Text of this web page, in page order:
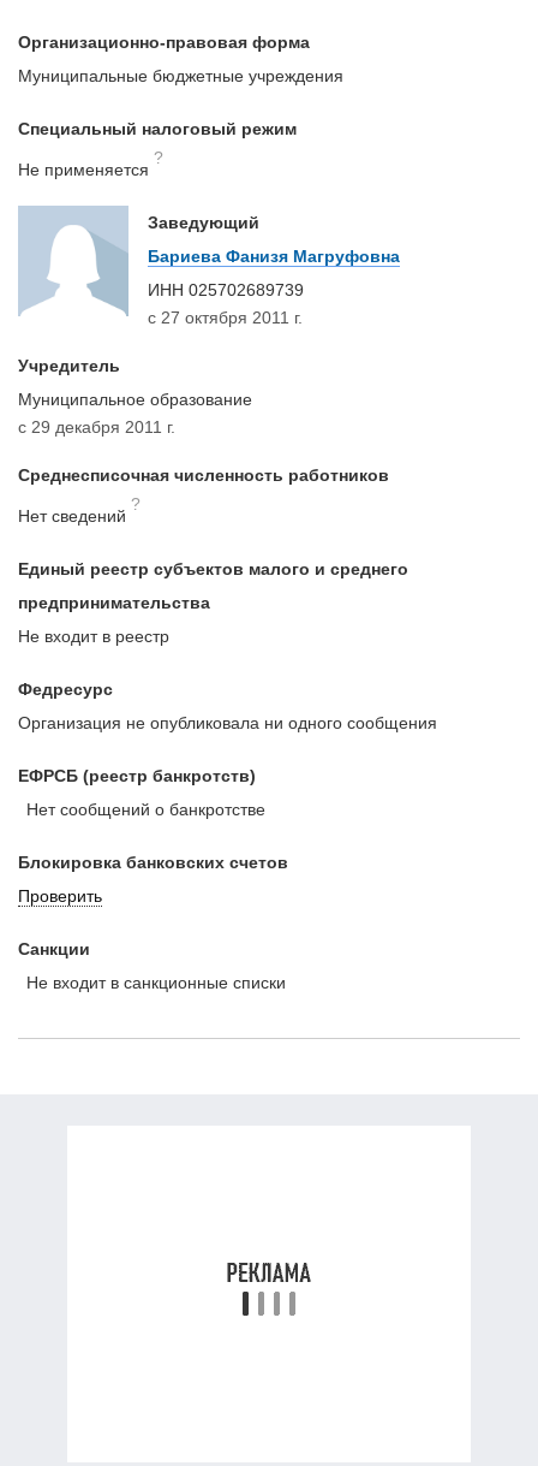
Организационно-правовая форма
Муниципальные бюджетные учреждения
Специальный налоговый режим
Не применяется
?
Заведующий
Бариева Фанизя Магруфовна
ИНН 025702689739
с 27 октября 2011 г.
Учредитель
Муниципальное образование
с 29 декабря 2011 г.
Среднесписочная численность работников
Нет сведений
?
Единый реестр субъектов малого и среднего
предпринимательства
Не входит в реестр
Федресурс
Организация не опубликовала ни одного сообщения
ЕФРСБ (реестр банкротств)
Нет сообщений о банкротстве
Блокировка банковских счетов
Проверить
Санкции
Не входит в санкционные списки